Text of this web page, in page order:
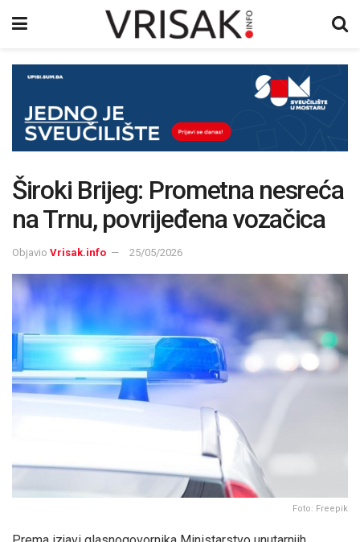
Široki Brijeg: Prometna nesreća
na Trnu, povrijeđena vozačica
Objavio Vrisak.info 25/05/2026
Foto: Freepik